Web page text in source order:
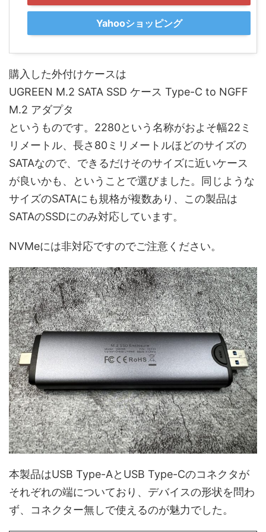
Yahooショッピング
購入した外付けケースは
UGREEN M.2 SATA SSD ケース Type-C to NGFF
M.2 アダプタ
というものです。2280という名称がおよそ幅22ミ
リメートル、長さ80ミリメートルほどのサイズの
SATAなので、できるだけそのサイズに近いケース
が良いかも、ということで選びました。同じような
サイズのSATAにも規格が複数あり、この製品は
SATAのSSDにのみ対応しています。
NVMeには非対応ですのでご注意ください。
本製品はUSB Type-AとUSB Type-Cのコネクタが
それぞれの端についており、デバイスの形状を問わ
ず、コネクター無しで使えるのが魅力でした。